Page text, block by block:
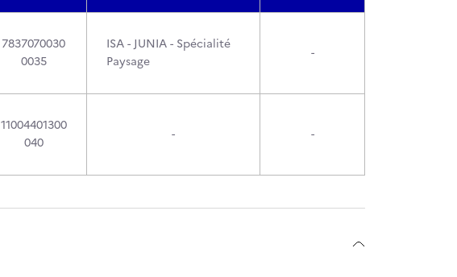
7837070030
0035
ISA - JUNIA - Spécialité
Paysage
-
11004401300
040
- -